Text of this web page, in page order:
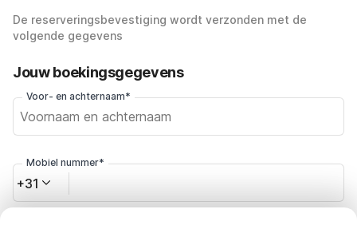
De reserveringsbevestiging wordt verzonden met de
volgende gegevens
Jouw boekingsgegevens
Voor- en achternaam*
Mobiel nummer*
+31